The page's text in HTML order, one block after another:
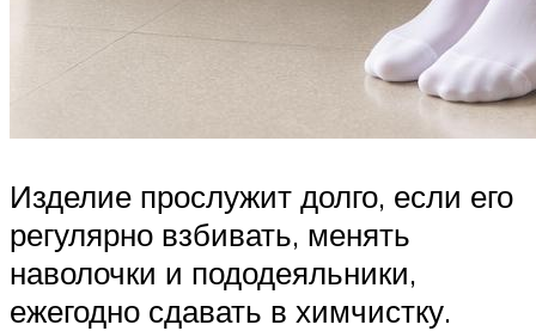
Изделие прослужит долго, если его
регулярно взбивать, менять
наволочки и пододеяльники,
ежегодно сдавать в химчистку.